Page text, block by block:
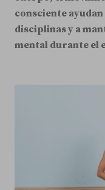
consciente
disciplinas y a
mental durante el